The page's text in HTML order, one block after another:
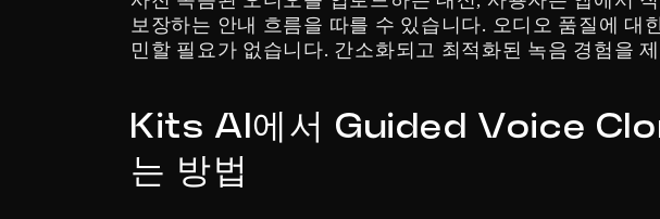
보장하는 안내 흐름을 따를 수 있습니다. 오디오 품질에 대
민할 필요가 없습니다. 간소화되고 최적화된 녹음 경험을
Kits AI에서 Guided Voice
는 방법